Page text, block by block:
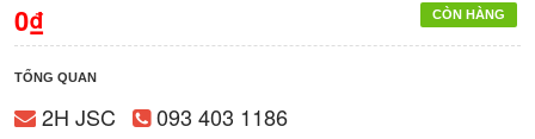
CÒN HÀNG
0₫
TỔNG QUAN
2H JSC 093 403 1186